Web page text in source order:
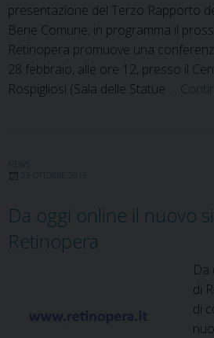
presentazione del Terzo Rapporto
Bene Comune, in programma il
Retinopera promuove una
28 febbraio, alle ore 12, presso il
Rospigliosi (Sala delle Statue …
NEWS
23 OTTOBRE 2013
Da oggi online il nuovo
Retinopera
Da
di
di